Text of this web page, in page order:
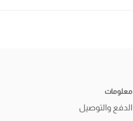
معلومات
الدفع والتوصيل